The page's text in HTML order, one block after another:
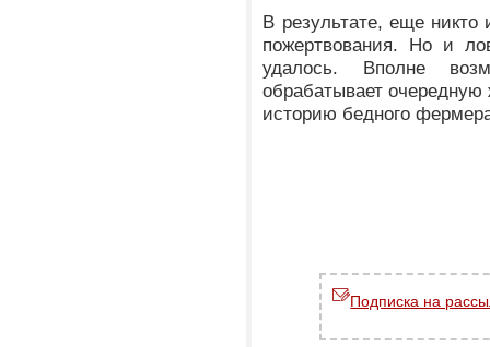
В результате, еще никто
пожертвования. Но и
удалось. Вполне
обрабатывает очередную
историю бедного
Подписка на